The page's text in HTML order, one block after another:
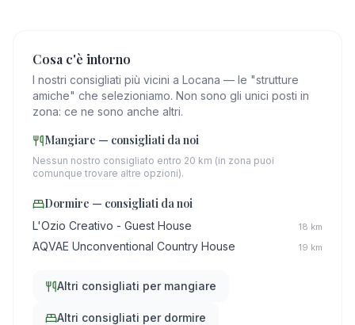
Cosa c'è intorno
I nostri consigliati più vicini a Locana — le "strutture
amiche" che selezioniamo. Non sono gli unici posti in
zona: ce ne sono anche altri.
Mangiare — consigliati da noi
Nessun nostro consigliato entro 20 km (in zona puoi
comunque trovare altre opzioni).
Dormire — consigliati da noi
L'Ozio Creativo - Guest House 18 km
AQVAE Unconventional Country House 19 km
Altri consigliati per mangiare
Altri consigliati per dormire